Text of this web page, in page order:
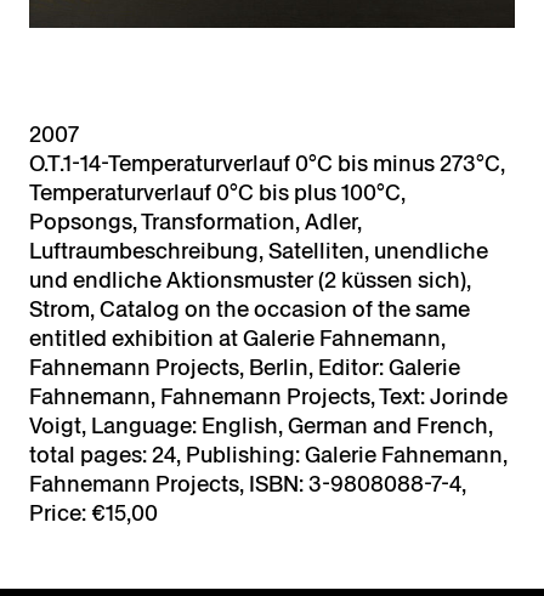
2007
O.T.1-14-Temperaturverlauf 0°C bis minus 273°C,
Temperaturverlauf 0°C bis plus 100°C,
Popsongs, Transformation, Adler,
Luftraumbeschreibung, Satelliten, unendliche
und endliche Aktionsmuster (2 küssen sich),
Strom, Catalog on the occasion of the same
entitled exhibition at Galerie Fahnemann,
Fahnemann Projects, Berlin, Editor: Galerie
Fahnemann, Fahnemann Projects, Text: Jorinde
Voigt, Language: English, German and French,
total pages: 24, Publishing: Galerie Fahnemann,
Fahnemann Projects, ISBN: 3-9808088-7-4,
Price: €15,00